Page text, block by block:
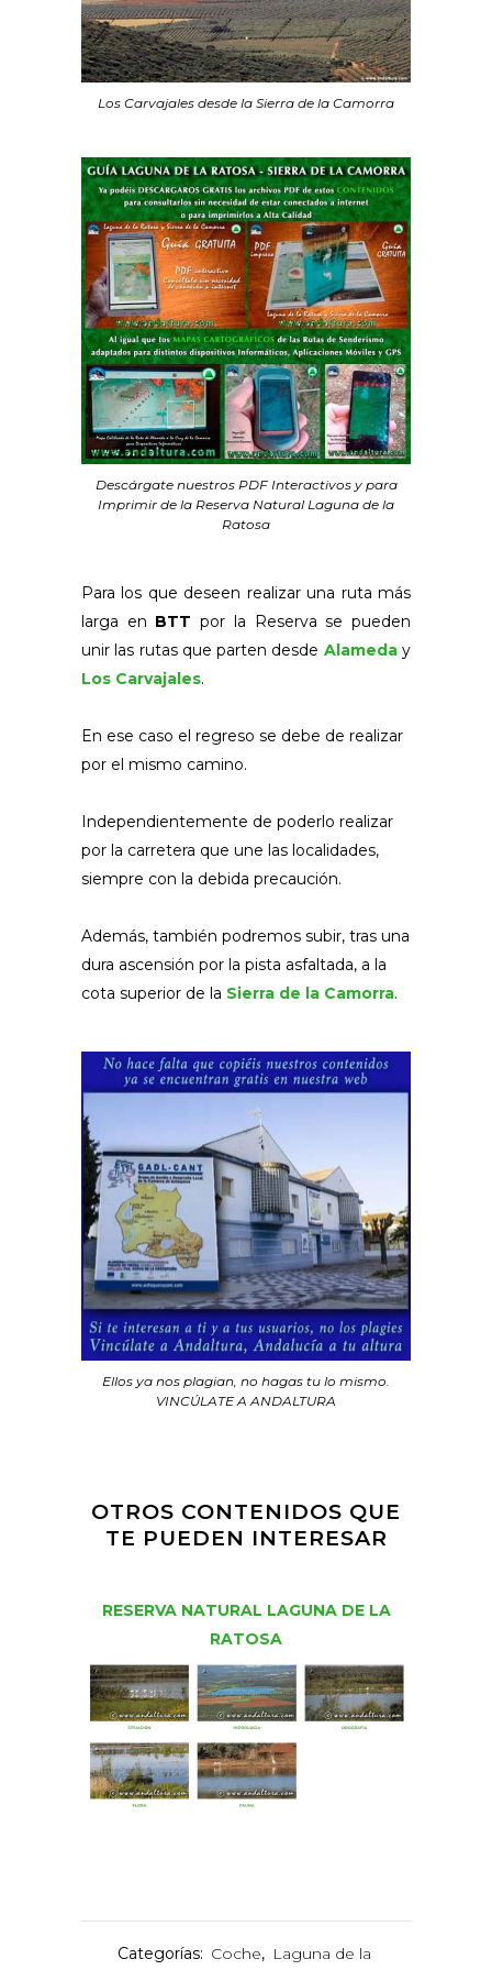
Los Carvajales desde la Sierra de la Camorra
Descárgate nuestros PDF Interactivos y para
Imprimir de la Reserva Natural Laguna de la
Ratosa
Para los que deseen realizar una ruta más
larga en BTT por la Reserva se pueden
unir las rutas que parten desde Alameday
Los Carvajales.
En ese caso el regreso se debe de realizar
por el mismo camino.
Independientemente de poderlo realizar
por la carretera que une las localidades,
siempre con la debida precaución.
Además, también podremos subir, tras una
dura ascensión por la pista asfaltada, a la
cota superior de la Sierra de la Camorra.
Ellos ya nos plagian, no hagas tu lo mismo.
VINCÚLATE A ANDALTURA
OTROS CONTENIDOS QUE
TE PUEDEN INTERESAR
RESERVA NATURAL LAGUNA DE LA
RATOSA
Categorías: Coche, Laguna de la